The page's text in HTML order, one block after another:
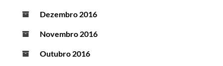
Dezembro 2016
Novembro 2016
Outubro 2016